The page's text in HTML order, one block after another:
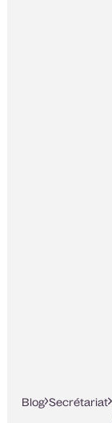
Blog Secrétariat